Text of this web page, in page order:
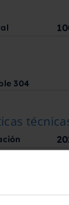
304
para el